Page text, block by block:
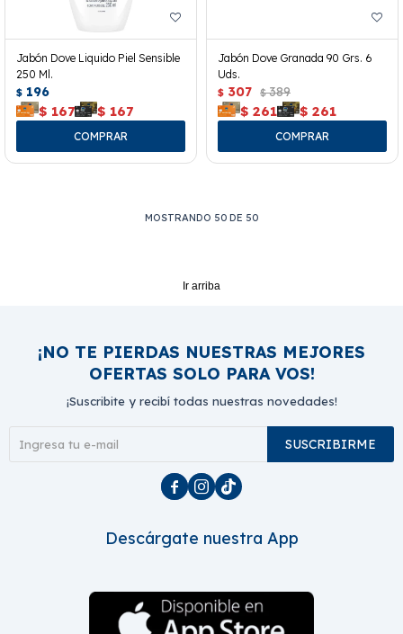
Jabón Dove Liquido Piel Sensible
250 Ml.
$ 196
$ 167 $ 167
Jabón Dove Granada 90 Grs. 6
Uds.
$ 307 $ 389
$ 261 $ 261
MOSTRANDO 50 DE 50
Ir arriba
¡NO TE PIERDAS NUESTRAS MEJORES
OFERTAS SOLO PARA VOS!
¡Suscribite y recibí todas nuestras novedades!
SUSCRIBIRME
  
Descárgate nuestra App